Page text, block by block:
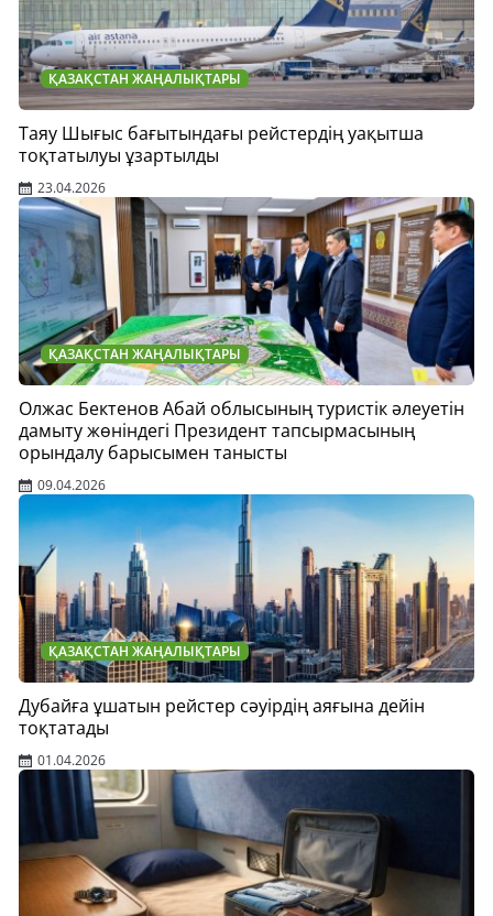
ҚАЗАҚСТАН ЖАҢАЛЫҚТАРЫ
Таяу Шығыс бағытындағы рейстердің уақытша
тоқтатылуы ұзартылды
23.04.2026
ҚАЗАҚСТАН ЖАҢАЛЫҚТАРЫ
Олжас Бектенов Абай облысының туристік әлеуетін
дамыту жөніндегі Президент тапсырмасының
орындалу барысымен танысты
09.04.2026
ҚАЗАҚСТАН ЖАҢАЛЫҚТАРЫ
Дубайға ұшатын рейстер сәуірдің аяғына дейін
тоқтатады
01.04.2026